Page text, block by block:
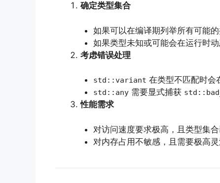
确定类型集合
如果可以在编译期列举所有可能
如果类型未知或可能会在运行时
考虑错误处理
std::variant 在类型不匹配时会
std::any需要显式捕获
性能需求
对访问速度要求极高，且类型集合
对内存占用不敏感，且需要极高灵